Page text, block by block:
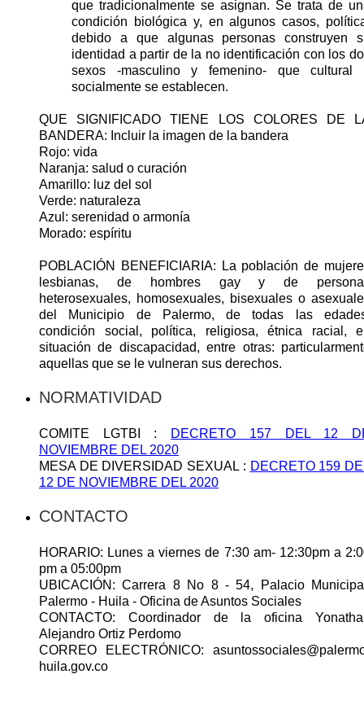
que tradicionalmente se asignan. Se trata de
condición biológica y, en algunos casos,
debido a que algunas personas construyen
identidad a partir de la no identificación con los
sexos -masculino y femenino- que cultural
socialmente se establecen.
QUE SIGNIFICADO TIENE LOS COLORES DE
BANDERA: Incluir la imagen de la bandera
Rojo: vida
Naranja: salud o curación
Amarillo: luz del sol
Verde: naturaleza
Azul: serenidad o armonía
Morado: espíritu
POBLACIÓN BENEFICIARIA: La población de
lesbianas, de hombres gay y de
heterosexuales, homosexuales, bisexuales o
del Municipio de Palermo, de todas las
condición social, polí­tica, religiosa, étnica racial,
situación de discapacidad, entre otras:
aquellas que se le vulneran sus derechos.
NORMATIVIDAD
COMITE LGTBI :
DECRETO 157 DEL 12
NOVIEMBRE DEL 2020
MESA DE DIVERSIDAD SEXUAL : DECRETO 159
12 DE NOVIEMBRE DEL 2020
CONTACTO
HORARIO: Lunes a viernes de 7:30 am- 12:30pm a
pm a 05:00pm
UBICACIÓN: Carrera 8 No 8 - 54, Palacio
Palermo - Huila - Oficina de Asuntos Sociales
CONTACTO: Coordinador de la oficina
Alejandro Ortiz Perdomo
CORREO ELECTRÓNICO:
huila.gov.co